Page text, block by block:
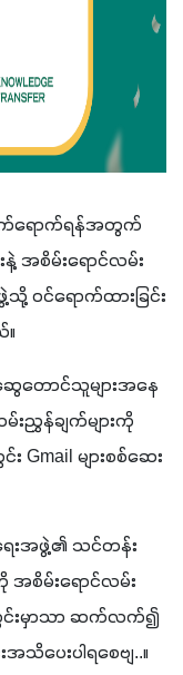
က်ရောက်ရန်အတွက်
နဲ့ အစိမ်းရောင်လမ်း
ဝင်ရောက်ထားခြင်း
ောင်သူများအနေ
န်ချက်များကို
များစစ်ဆေး
ရေးအဖွဲ့၏ သင်တန်း
စိမ်းရောင်လမ်း
တွင်းမှာသာ ဆက်လက်၍
ပေးပါရစေဗျ..။